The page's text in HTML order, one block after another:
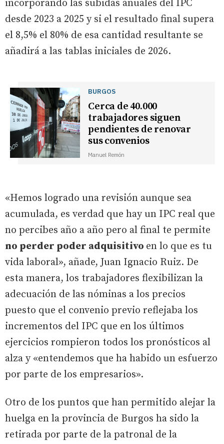
incorporando las subidas anuales del IPC
desde 2023 a 2025 y si el resultado final supera
el 8,5% el 80% de esa cantidad resultante se
añadirá a las tablas iniciales de 2026.
BURGOS
Cerca de 40.000
trabajadores siguen
pendientes de renovar
sus convenios
Manuel Remón
«Hemos logrado una revisión aunque sea
acumulada, es verdad que hay un IPC real que
no percibes año a año pero al final te permite
no perder poder adquisitivo en lo que es tu
vida laboral», añade, Juan Ignacio Ruiz. De
esta manera, los trabajadores flexibilizan la
adecuación de las nóminas a los precios
puesto que el convenio previo reflejaba los
incrementos del IPC que en los últimos
ejercicios rompieron todos los pronósticos al
alza y «entendemos que ha habido un esfuerzo
por parte de los empresarios».
Otro de los puntos que han permitido alejar la
huelga en la provincia de Burgos ha sido la
retirada por parte de la patronal de la